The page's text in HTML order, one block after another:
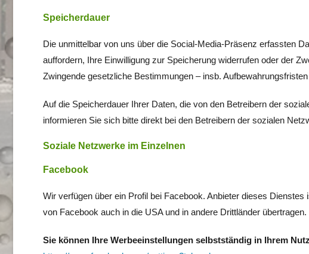
Speicherdauer
Die unmittelbar von uns über die Social-Media-Präsenz erfassten
auffordern, Ihre Einwilligung zur Speicherung widerrufen oder der
Zwingende gesetzliche Bestimmungen – insb.
Auf die Speicherdauer Ihrer Daten, die von den Betreibern der
informieren Sie sich bitte direkt bei den Betreibern der sozialen
Soziale Netzwerke im Einzelnen
Facebook
Wir verfügen über ein Profil bei Facebook. Anbieter dieses
von Facebook auch in die USA und in andere Drittländer übertragen.
Sie können Ihre Werbeeinstellungen selbstständig in Ihrem